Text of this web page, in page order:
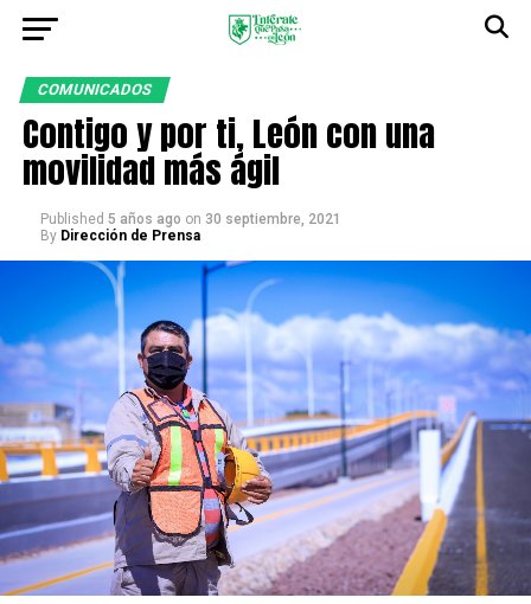
COMUNICADOS
Contigo y por ti, León con una
movilidad más ágil
Published 5 años ago on 30 septiembre, 2021
By Dirección de Prensa